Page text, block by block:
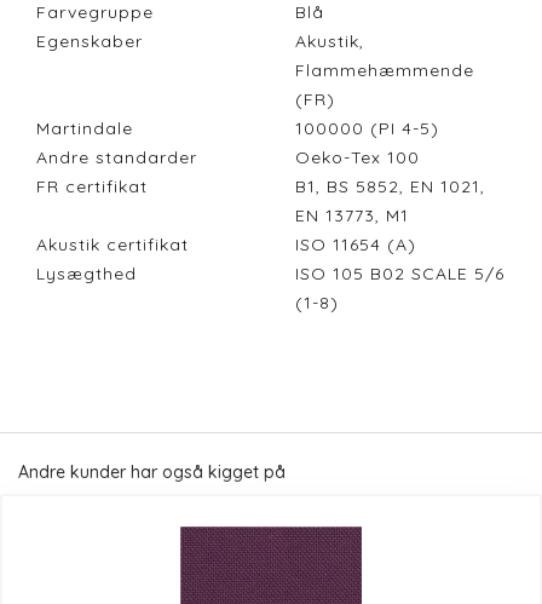
Farvegruppe
Blå
Egenskaber
Akustik,
Flammehæmmende
(FR)
Martindale
100000 (PI 4-5)
Andre standarder
Oeko-Tex 100
FR certifikat
B1, BS 5852, EN 1021,
EN 13773, M1
Akustik certifikat
ISO 11654 (A)
Lysægthed
ISO 105 B02 SCALE 5/6
(1-8)
Andre kunder har også kigget på